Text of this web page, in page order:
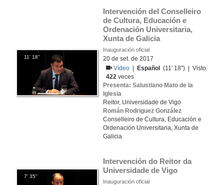
11' 18''
Intervención del Conselleiro
de Cultura, Educación e
Ordenación Universitaria,
Xunta de Galicia
Inauguración oficial
20 de set. de 2017
Vídeo
Español
(11' 18'') | Visto:
422 veces
Presenta: Salustiano Mato de la
Iglesia
Reitor, Universidade de Vigo
Román Rodriguez González
Conselleiro de Cultura, Educación e
Ordenación Universitaria, Xunta de
Galicia
7' 35''
Intervención do Reitor da
Universidade de Vigo
Inauguración oficial